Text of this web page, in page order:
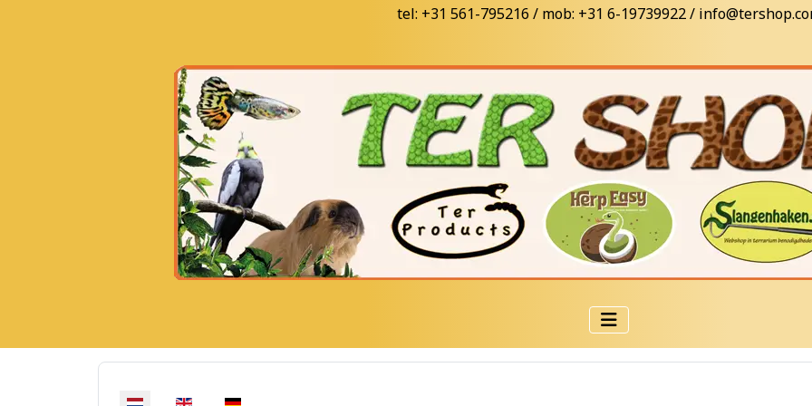
tel: +31 561-795216 / mob: +31 6-19739922 /
Selecteer de taal